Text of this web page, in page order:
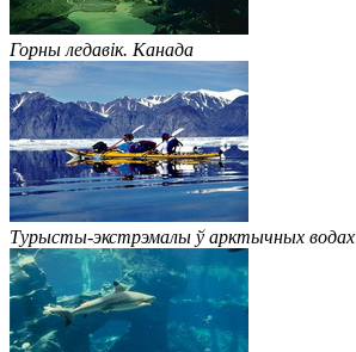
Горны ледавік. Канада
Турысты-экстрэмалы ў арктычных водах